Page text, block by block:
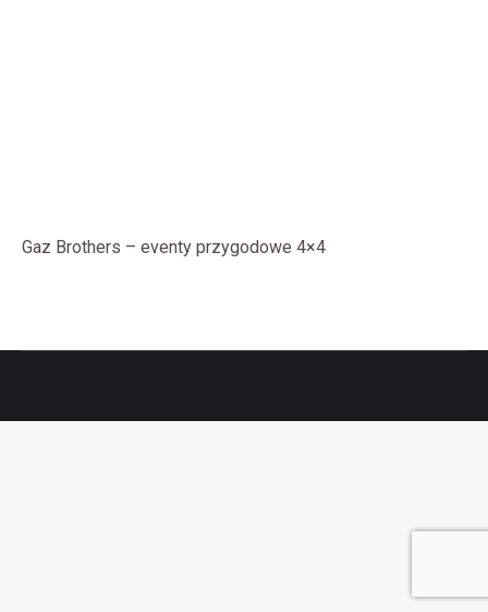
Gaz Brothers – eventy przygodowe 4×4